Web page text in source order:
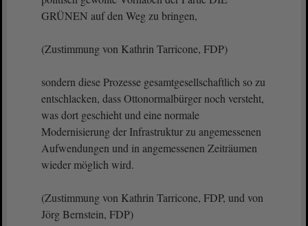
GRÜNEN auf den Weg zu bringen,
(Zustimmung von Kathrin Tarricone, FDP)
sondern diese Prozesse gesamtgesellschaftlich so zu
entschlacken, dass Ottonormalbürger noch versteht,
was dort geschieht und eine normale
Modernisierung der Infrastruktur zu angemessenen
Aufwendungen und in angemessenen Zeiträumen
wieder möglich wird.
(Zustimmung von Kathrin Tarricone, FDP, und von
Jörg Bernstein, FDP)